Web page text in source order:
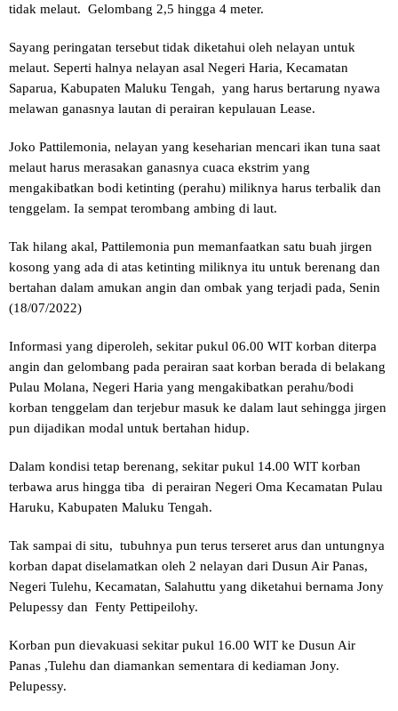
tidak melaut. Gelombang 2,5 hingga 4 meter.
Sayang peringatan tersebut tidak diketahui oleh nelayan untuk
melaut. Seperti halnya nelayan asal Negeri Haria, Kecamatan
Saparua, Kabupaten Maluku Tengah, yang harus bertarung nyawa
melawan ganasnya lautan di perairan kepulauan Lease.
Joko Pattilemonia, nelayan yang keseharian mencari ikan tuna saat
melaut harus merasakan ganasnya cuaca ekstrim yang
mengakibatkan bodi ketinting (perahu) miliknya harus terbalik dan
tenggelam. Ia sempat terombang ambing di laut.
Tak hilang akal, Pattilemonia pun memanfaatkan satu buah jirgen
kosong yang ada di atas ketinting miliknya itu untuk berenang dan
bertahan dalam amukan angin dan ombak yang terjadi pada, Senin
(18/07/2022)
Informasi yang diperoleh, sekitar pukul 06.00 WIT korban diterpa
angin dan gelombang pada perairan saat korban berada di belakang
Pulau Molana, Negeri Haria yang mengakibatkan perahu/bodi
korban tenggelam dan terjebur masuk ke dalam laut sehingga jirgen
pun dijadikan modal untuk bertahan hidup.
Dalam kondisi tetap berenang, sekitar pukul 14.00 WIT korban
terbawa arus hingga tiba di perairan Negeri Oma Kecamatan Pulau
Haruku, Kabupaten Maluku Tengah.
Tak sampai di situ, tubuhnya pun terus terseret arus dan untungnya
korban dapat diselamatkan oleh 2 nelayan dari Dusun Air Panas,
Negeri Tulehu, Kecamatan, Salahuttu yang diketahui bernama Jony
Pelupessy dan Fenty Pettipeilohy.
Korban pun dievakuasi sekitar pukul 16.00 WIT ke Dusun Air
Panas ,Tulehu dan diamankan sementara di kediaman Jony.
Pelupessy.